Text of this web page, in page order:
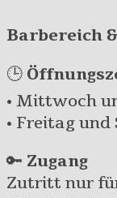
Barbereich
🕒
• Mittwoch
• Freitag und
🔑 Zugang
Zutritt nur